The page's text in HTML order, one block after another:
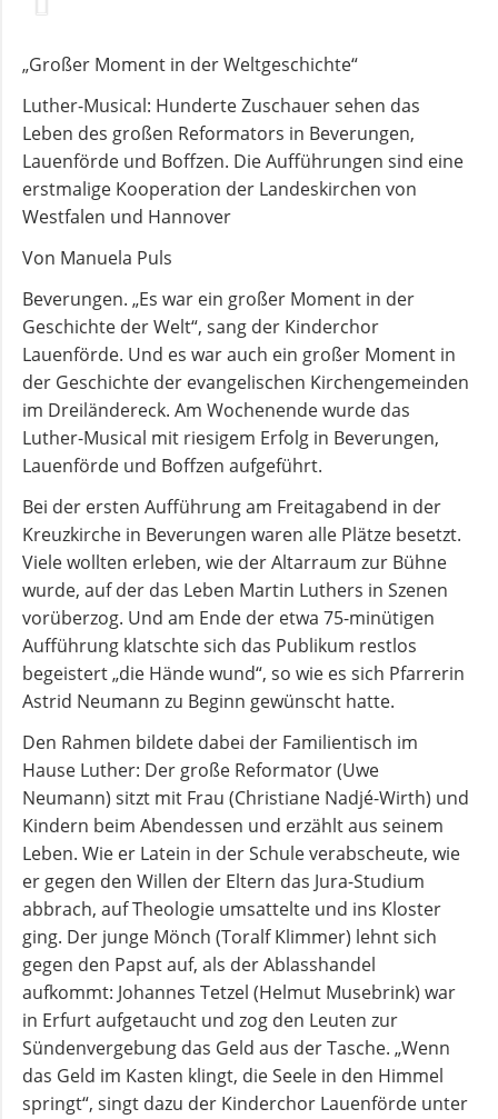
GOTTESDIENSTE
Sommerkirche
ANGEBOTE
Gruppen
und
Kreise
Kirchenmusik
Kinder-
und
Jugendarbeit
Evangelisches
Forum
BERATUNG
&
HILFE
Schuldnerberatung
Flüchtlingsberatung
Krebsberatung
Antidiskriminierungsstelle
„Großer Moment in der Weltgeschichte“
Luther-Musical: Hunderte Zuschauer sehen das
Leben des großen Reformators in Beverungen,
Lauenförde und Boffzen. Die Aufführungen sind eine
erstmalige Kooperation der Landeskirchen von
Westfalen und Hannover
Von Manuela Puls
Beverungen. „Es war ein großer Moment in der
Geschichte der Welt“, sang der Kinderchor
Lauenförde. Und es war auch ein großer Moment in
der Geschichte der evangelischen Kirchengemeinden
im Dreiländereck. Am Wochenende wurde das
Luther-Musical mit riesigem Erfolg in Beverungen,
Lauenförde und Boffzen aufgeführt.
Bei der ersten Aufführung am Freitagabend in der
Kreuzkirche in Beverungen waren alle Plätze besetzt.
Viele wollten erleben, wie der Altarraum zur Bühne
wurde, auf der das Leben Martin Luthers in Szenen
vorüberzog. Und am Ende der etwa 75-minütigen
Aufführung klatschte sich das Publikum restlos
begeistert „die Hände wund“, so wie es sich Pfarrerin
Astrid Neumann zu Beginn gewünscht hatte.
Den Rahmen bildete dabei der Familientisch im
Hause Luther: Der große Reformator (Uwe
Neumann) sitzt mit Frau (Christiane Nadjé-Wirth) und
Kindern beim Abendessen und erzählt aus seinem
Leben. Wie er Latein in der Schule verabscheute, wie
er gegen den Willen der Eltern das Jura-Studium
abbrach, auf Theologie umsattelte und ins Kloster
ging. Der junge Mönch (Toralf Klimmer) lehnt sich
gegen den Papst auf, als der Ablasshandel
aufkommt: Johannes Tetzel (Helmut Musebrink) war
in Erfurt aufgetaucht und zog den Leuten zur
Sündenvergebung das Geld aus der Tasche. „Wenn
das Geld im Kasten klingt, die Seele in den Himmel
springt“, singt dazu der Kinderchor Lauenförde unter